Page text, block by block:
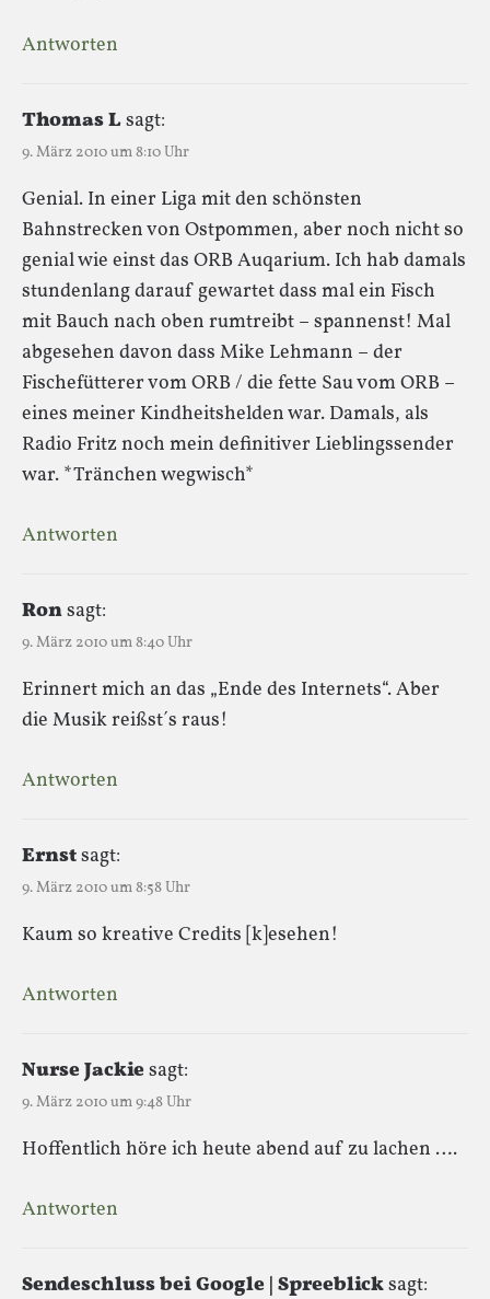
Antworten
Thomas Lsagt:
9. März 2010 um 8:10 Uhr
Genial. In einer Liga mit den schönsten
Bahnstrecken von Ostpommen, aber noch nicht so
genial wie einst das ORB Auqarium. Ich hab damals
stundenlang darauf gewartet dass mal ein Fisch
mit Bauch nach oben rumtreibt – spannenst! Mal
abgesehen davon dass Mike Lehmann – der
Fischefütterer vom ORB / die fette Sau vom ORB –
eines meiner Kindheitshelden war. Damals, als
Radio Fritz noch mein definitiver Lieblingssender
war. *Tränchen wegwisch*
Antworten
Ronsagt:
9. März 2010 um 8:40 Uhr
Erinnert mich an das „Ende des Internets“. Aber
die Musik reißst´s raus!
Antworten
Ernstsagt:
9. März 2010 um 8:58 Uhr
Kaum so kreative Credits [k]esehen!
Antworten
Nurse Jackiesagt:
9. März 2010 um 9:48 Uhr
Hoffentlich höre ich heute abend auf zu lachen ….
Antworten
Sendeschluss bei Google | Spreeblicksagt: